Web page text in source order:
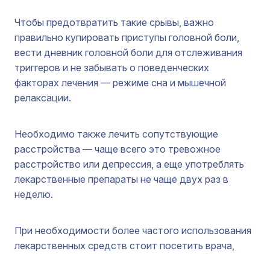
Чтобы предотвратить такие срывы, важно
правильно купировать приступы головной боли,
вести дневник головной боли для отслеживания
триггеров и не забывать о поведенческих
факторах лечения — режиме сна и мышечной
релаксации.
Необходимо также лечить сопутствующие
расстройства — чаще всего это тревожное
расстройство или депрессия, а еще употреблять
лекарственные препараты не чаще двух раз в
неделю.
При необходимости более частого использования
лекарственных средств стоит посетить врача,